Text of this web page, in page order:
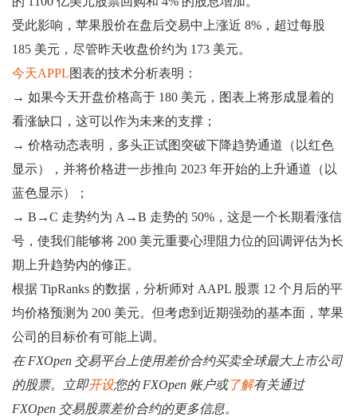
受此影响，苹果股价在盘后交易中上涨近 8%，超过每股
185 美元，尽管昨天收盘价约为 173 美元。
今天APPL图表的技术分析表明：
→ 如果今天开盘价格高于 180 美元，图表上将形成显着的
看涨缺口，这可以作为未来的支撑；
→ 价格动态表明，多头正试图突破下降趋势通道（以红色
显示），并将价格进一步推向 2023 年开始的上升通道（以
蓝色显示）；
→ B→C 走势约为 A→B 走势的 50%，这是一个长期看涨信
号，使我们能够将 200 美元重要心理阻力位的回调评估为长
期上升趋势内的修正。
根据 TipRanks 的数据，分析师对 AAPL 股票 12 个月后的平
均价格预测为 200 美元。但考虑到近期强劲的基本面，苹果
公司的目标价有可能上调。
在 FXOpen 交易平台上使用差价合约买卖全球最大上市公司
的股票。立即开设您的 FXOpen 账户或了解有关通过
FXOpen 交易股票差价合约的更多信息。